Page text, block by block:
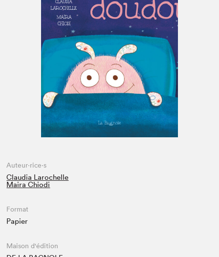
Espace enseignant·e·s
Espace pro
Auteur·rice·s
Claudia Larochelle
Maira Chiodi
Format
Papier
Maison d'édition